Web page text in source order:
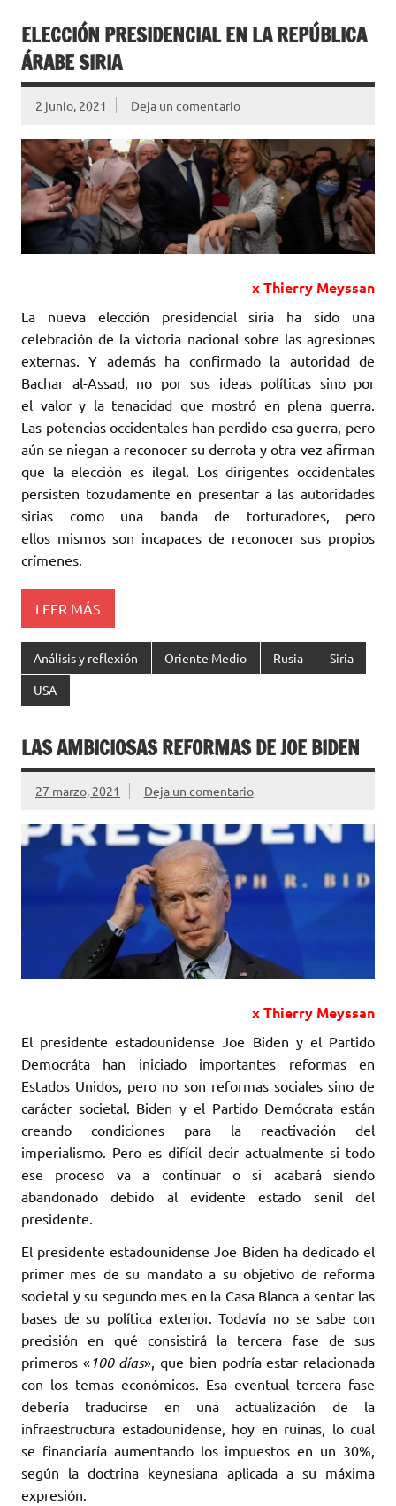
ELECCIÓN PRESIDENCIAL EN LA REPÚBLICA
‎ÁRABE SIRIA
2 junio, 2021 Deja un comentario
x Thierry Meyssan
La nueva elección presidencial siria ha sido una
celebración de la victoria nacional ‎sobre las agresiones
externas. Y además ha confirmado la autoridad de
Bachar al-‎Assad, no por sus ideas políticas sino por
el valor y la tenacidad que mostró en plena ‎guerra.
Las potencias occidentales han perdido esa guerra, pero
aún se niegan a ‎reconocer su derrota y otra vez afirman
que la elección es ilegal. Los dirigentes ‎occidentales
persisten tozudamente en presentar a las autoridades
sirias como una banda ‎de torturadores, pero
ellos mismos son incapaces de reconocer sus propios
‎crímenes. ‎
LEER MÁS
Análisis y reflexión Oriente Medio Rusia Siria
USA
LAS AMBICIOSAS REFORMAS DE JOE BIDEN
27 marzo, 2021 Deja un comentario
x Thierry Meyssan
El presidente estadounidense Joe Biden y el Partido
Democráta han iniciado ‎importantes reformas en
Estados Unidos, pero no son reformas sociales sino de
‎carácter societal. Biden y el Partido Demócrata están
creando condiciones para la ‎reactivación del
imperialismo. Pero es difícil decir actualmente si todo
ese proceso va ‎a continuar o si acabará siendo
abandonado debido al evidente estado senil del
‎presidente.‎
El presidente estadounidense Joe Biden ha dedicado el
primer mes de su mandato a su objetivo de ‎reforma
societal y su segundo mes en la Casa Blanca a sentar las
bases de su política exterior. ‎Todavía no se sabe con
precisión en qué consistirá la tercera fase de sus
primeros «100 días», ‎que bien podría estar relacionada
con los temas económicos. Esa eventual tercera fase
debería ‎traducirse en una actualización de la
infraestructura estadounidense, hoy en ruinas, lo cual
se financiaría aumentando los impuestos en un 30%,
según la doctrina keynesiana aplicada a su ‎máxima
expresión. ‎